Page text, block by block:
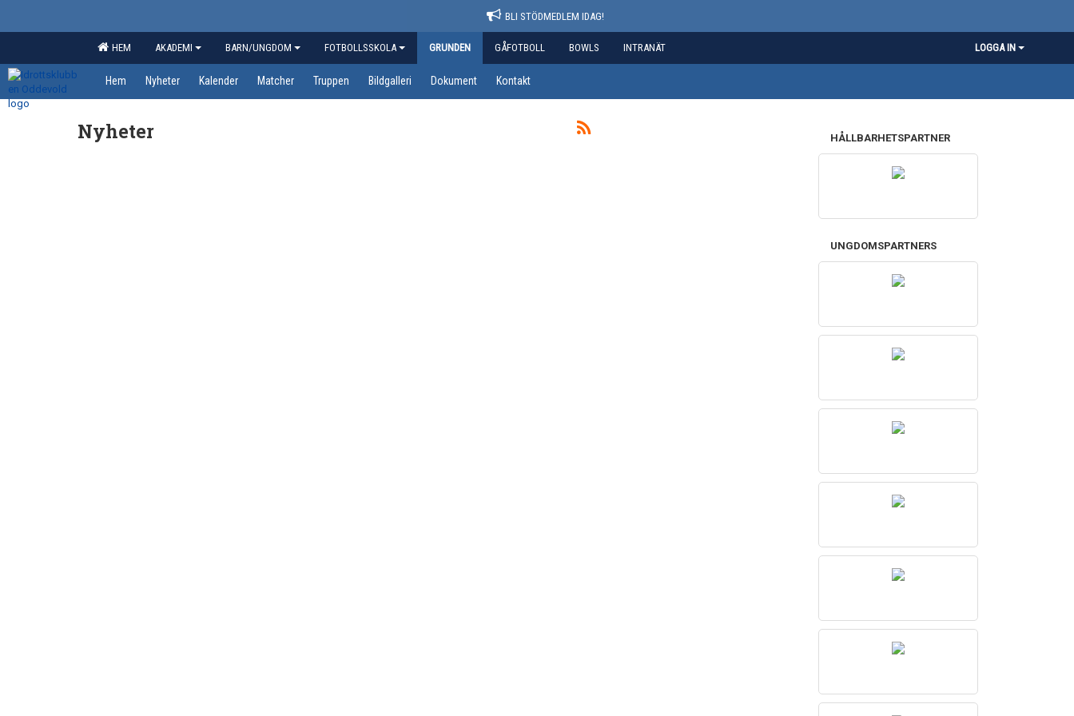
BLI STÖDMEDLEM IDAG!
HEM AKADEMI BARN/UNGDOM FOTBOLLSSKOLA GRUNDEN GÅFOTBOLL BOWLS INTRANÄT LOGGA IN
Hem Nyheter Kalender Matcher Truppen Bildgalleri Dokument Kontakt
Nyheter HÅLLBARHETSPARTNER
UNGDOMSPARTNERS